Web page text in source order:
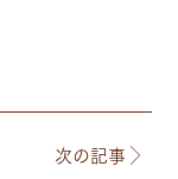
次の記事